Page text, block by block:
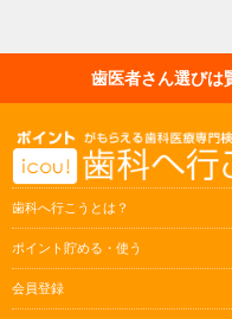
歯医者さん選び
歯科へ行こうとは？
ポイント貯める・使う
会員登録